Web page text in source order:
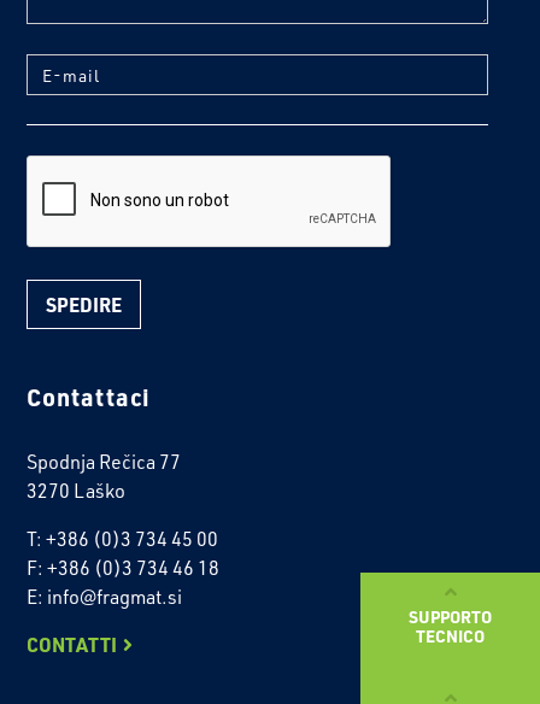
SUPPORTO
TECNICO
E-mail
Contattaci
Spodnja Rečica 77
3270 Laško
T: +386 (0)3 734 45 00
F: +386 (0)3 734 46 18
E: info@fragmat.si
CONTATTI